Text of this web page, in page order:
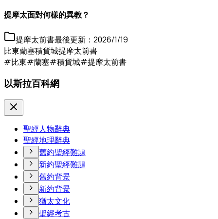
提摩太面對何樣的異教？
提摩太前書最後更新： 2026/1/19
比東蘭塞積貨城提摩太前書
#比東#蘭塞#積貨城#提摩太前書
以斯拉百科網
聖經人物辭典
聖經地理辭典
舊約聖經難題
新約聖經難題
舊約背景
新約背景
猶太文化
聖經考古